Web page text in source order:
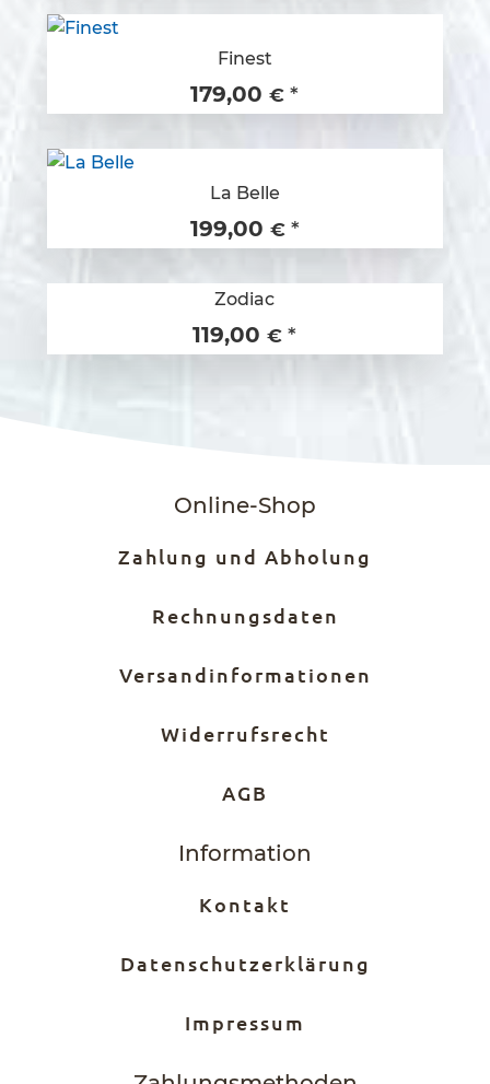
Finest
179,00€ *
La Belle
199,00 € *
Zodiac
119,00€ *
Online-Shop
Zahlung und Abholung
Rechnungsdaten
Versandinformationen
Widerrufsrecht
AGB
Information
Kontakt
Datenschutzerklärung
Impressum